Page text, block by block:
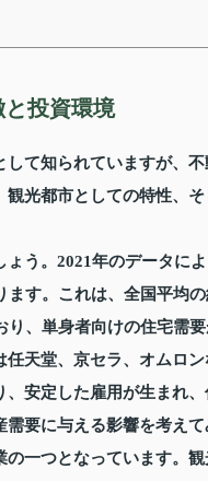
投資環境
て知られていますが、
光都市としての特性、
う。2021年のデータに
す。これは、全国平均
、単身者向けの住宅需要
天堂、京セラ、オムロ
安定した雇用が生まれ、
要に与える影響を考え
一つとなっています。